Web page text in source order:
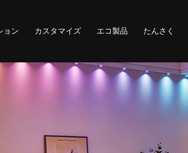
ョン カスタマイズ エコ製品 たんさく